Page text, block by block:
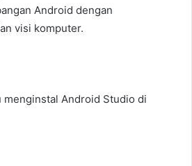
Android dengan
visi komputer.
menginstal Android Studio di